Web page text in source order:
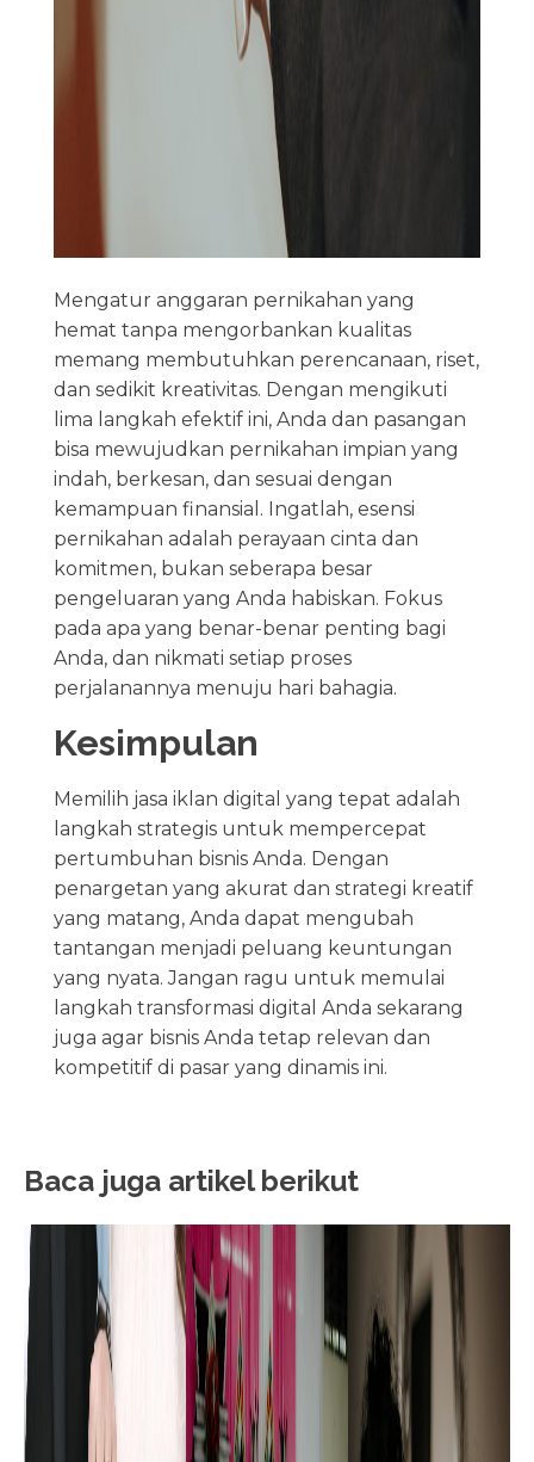
Mengatur anggaran pernikahan yang
hemat tanpa mengorbankan kualitas
memang membutuhkan perencanaan, riset,
dan sedikit kreativitas. Dengan mengikuti
lima langkah efektif ini, Anda dan pasangan
bisa mewujudkan pernikahan impian yang
indah, berkesan, dan sesuai dengan
kemampuan finansial. Ingatlah, esensi
pernikahan adalah perayaan cinta dan
komitmen, bukan seberapa besar
pengeluaran yang Anda habiskan. Fokus
pada apa yang benar-benar penting bagi
Anda, dan nikmati setiap proses
perjalanannya menuju hari bahagia.
Kesimpulan
Memilih jasa iklan digital yang tepat adalah
langkah strategis untuk mempercepat
pertumbuhan bisnis Anda. Dengan
penargetan yang akurat dan strategi kreatif
yang matang, Anda dapat mengubah
tantangan menjadi peluang keuntungan
yang nyata. Jangan ragu untuk memulai
langkah transformasi digital Anda sekarang
juga agar bisnis Anda tetap relevan dan
kompetitif di pasar yang dinamis ini.
Baca juga artikel berikut